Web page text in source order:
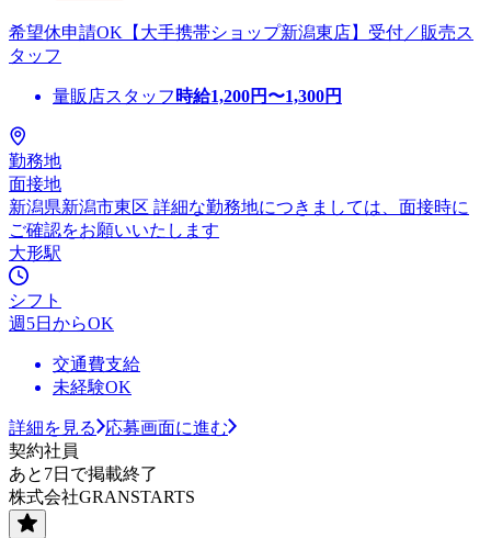
希望休申請OK【大手携帯ショップ新潟東店】受付／販売ス
タッフ
量販店スタッフ 時給1,200円〜1,300円
勤務地
面接地
新潟県新潟市東区 詳細な勤務地につきましては、面接時に
ご確認をお願いいたします
大形駅
シフト
週5日からOK
交通費支給
未経験OK
詳細を見る
応募画面に進む
契約社員
あと7日で掲載終了
株式会社GRANSTARTS